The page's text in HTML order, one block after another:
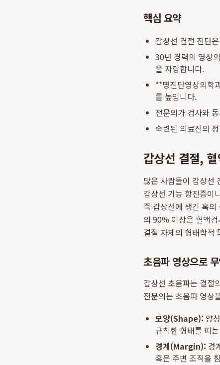
핵심 요약
갑상선 결절 진단
30년 경력의 영상
을 자랑합니다.
**명진단영상의학
를 높입니다.
전문의가 검사와
숙련된 의료진의
갑상선 결절,
많은 사람들이 갑상선
갑상선 기능 항진증이
즉 갑상선에 생긴 혹
의 90% 이상은 혈액
결절 자체의 형태학적
초음파 영상으로
갑상선 초음파는 결절
전문의는 초음파 영상
모양(Shape): 양
규칙한 형태를 띠
경계(Margin): 경
혹은 주변 조직을